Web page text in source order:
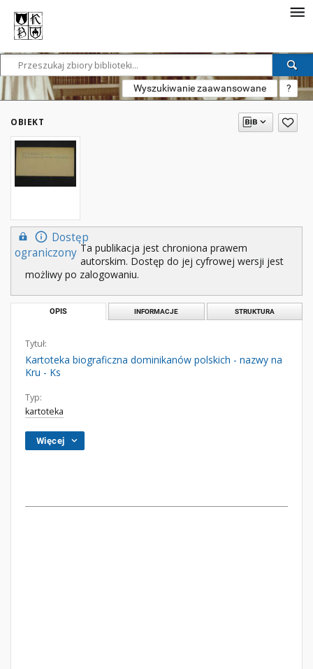
Wyszukiwanie zaawansowane ?
OBIEKT
Dostęp
ograniczony Ta publikacja jest chroniona prawem
autorskim. Dostęp do jej cyfrowej wersji jest
możliwy po zalogowaniu.
OPIS INFORMACJE STRUKTURA
Tytuł:
Kartoteka biograficzna dominikanów polskich - nazwy na
Kru - Ks
Typ:
kartoteka
Więcej